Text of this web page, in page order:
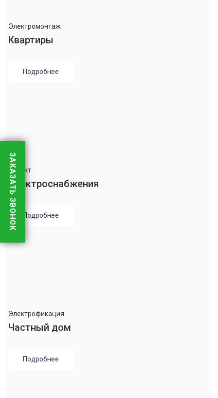
Электромонтаж
Квартиры
Подробнее
Проект
Электроснабжения
Подробнее
Электрофикация
Частный дом
Подробнее
ЗАКАЗАТЬ ЗВОНОК